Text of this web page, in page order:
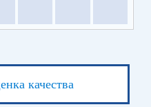
качества